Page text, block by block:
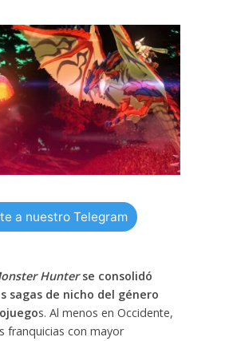
a nuestro Telegram
Hunterse consolidó
sagas de nicho del género
s. Al menos en Occidente,
franquicias con mayor